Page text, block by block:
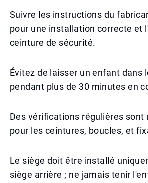
Suivre les instructions du
pour une installation correcte et
ceinture de sécurité.
Évitez de laisser un enfant dans
pendant plus de 30 minutes en
Des vérifications régulières sont
pour les ceintures, boucles, et
Le siège doit être installé
siège arrière ; ne jamais tenir